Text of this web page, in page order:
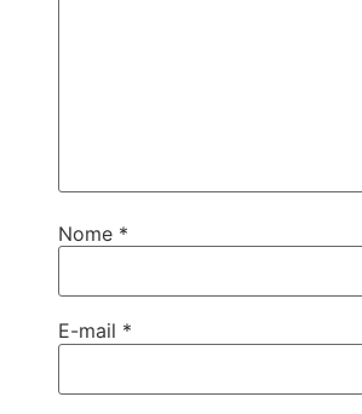
Nome *
E-mail *